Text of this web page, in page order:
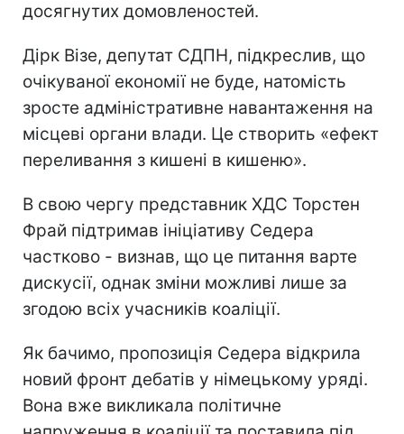
досягнутих домовленостей.
Дірк Візе, депутат СДПН, підкреслив, що
очікуваної економії не буде, натомість
зросте адміністративне навантаження на
місцеві органи влади. Це створить «ефект
переливання з кишені в кишеню».
В свою чергу представник ХДС Торстен
Фрай підтримав ініціативу Седера
частково - визнав, що це питання варте
дискусії, однак зміни можливі лише за
згодою всіх учасників коаліції.
Як бачимо, пропозиція Седера відкрила
новий фронт дебатів у німецькому уряді.
Вона вже викликала політичне